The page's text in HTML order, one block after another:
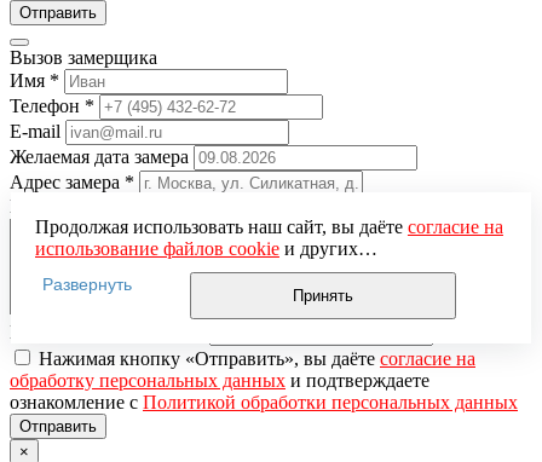
Вызов замерщика
Имя *
Телефон *
E-mail
Желаемая дата замера
Адрес замера *
Комментарий к заявке
Понравившаяся модель
Нажимая кнопку «Отправить», вы даёте согласие на
обработку персональных данных и подтверждаете
ознакомление с Политикой обработки персональных данных
Продолжая использовать наш сайт, вы даёте согласие на
использование файлов cookieи других
пользовательских данных (включая IP-адрес, сведения о
местоположении, устройстве, действиях на сайте и т. п.)
для функционирования сайта, проведения
использования систем аналитики (например,
Яндекс.Метрика), в соответствии с нашейПолитикой
обработки персональных данных.
Если вы не хотите, чтобы ваши данные обрабатывались,
настройте ограничения в браузере или покиньте сайт.
Развернуть
Принять
×